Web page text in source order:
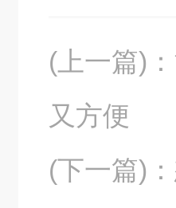
(上一篇) ：
又方便
(下一篇) ：